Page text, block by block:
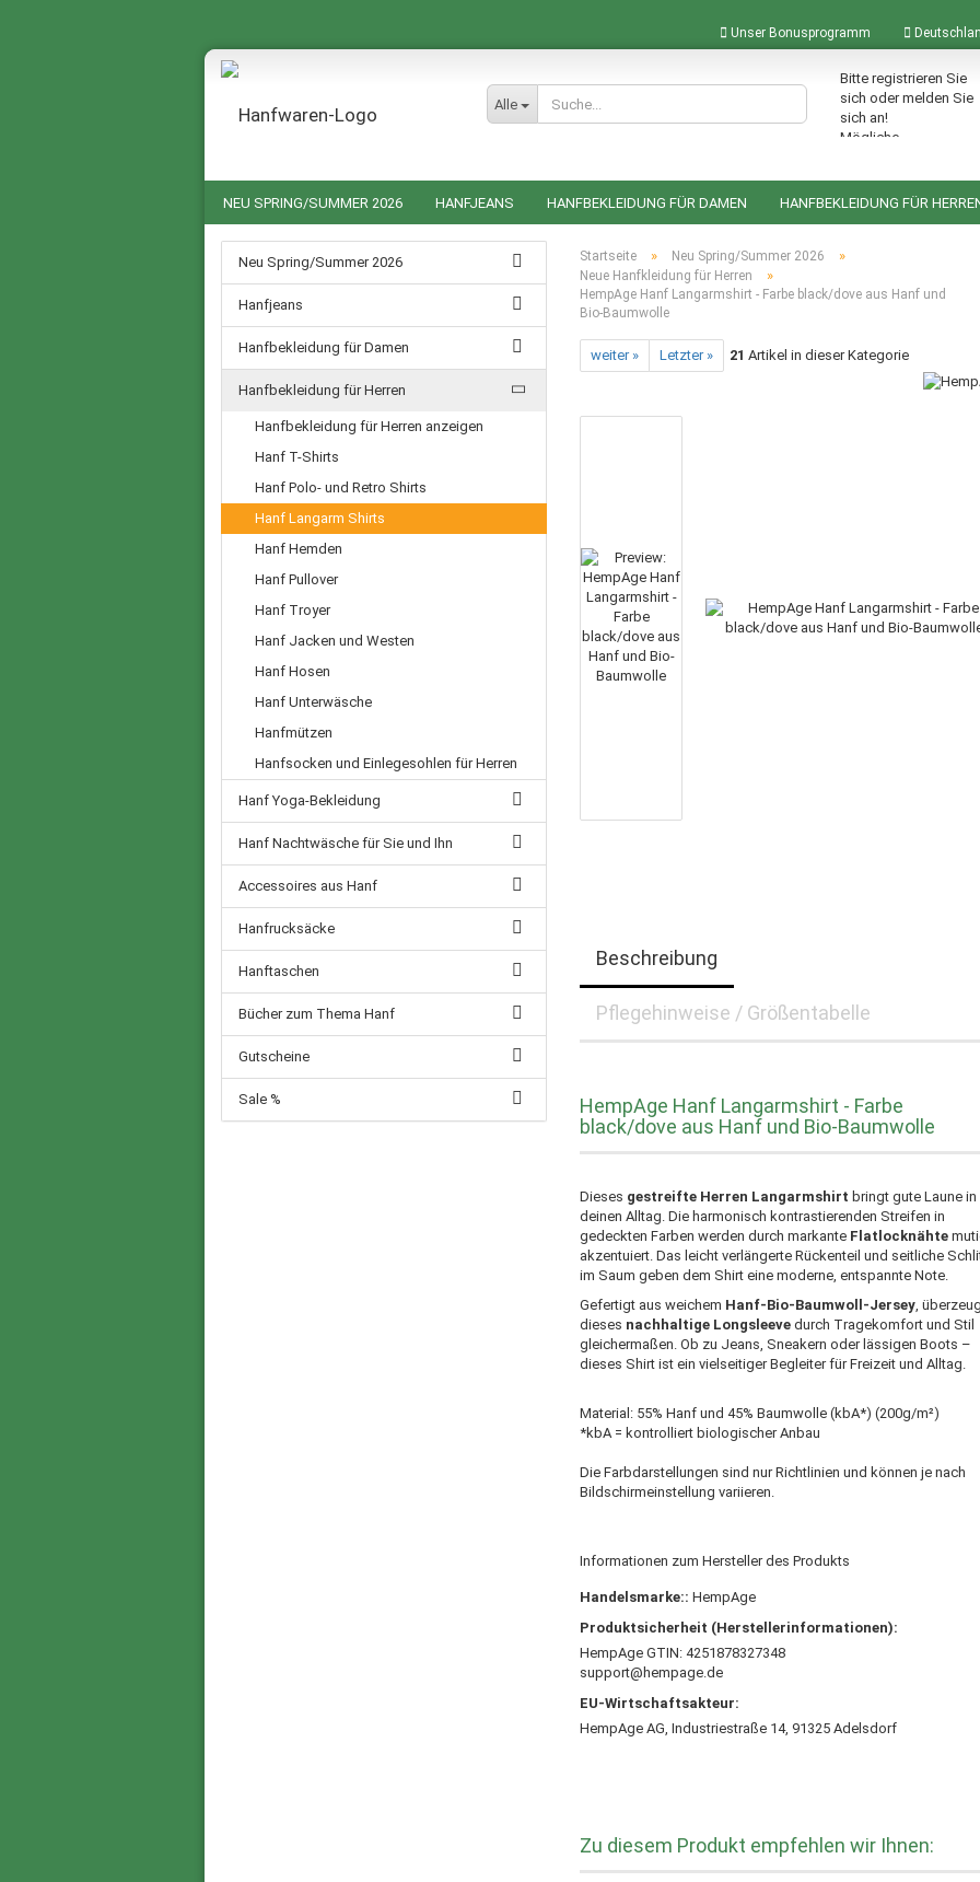
Unser Bonusprogramm
Lieferland
Passwort vergessen?
Alle
Bitte registrieren Sie
sich oder melden Sie
sich an!
Mögliche
Warenkorb: 0
NEU SPRING/SUMMER 2026 HANFJEANS HANFBEKLEIDUNG FÜR DAMEN HANFBEKLEIDUNG FÜR
HANF NACHTWÄSCHE FÜR SIE UND IHN ACCESSOIRES AUS HANF HANFRUCKSÄCKE
Startseite » Neu Spring/Summer 2026 »
Neue Hanfkleidung für Herren »
HempAge Hanf Langarmshirt - Farbe black/dove aus Hanf und
Bio-Baumwolle
weiter » Letzter » 21 Artikel in dieser Kategorie
Beschreibung
Pflegehinweise / Größentabelle
HempAge Hanf Langarmshirt - Farbe
black/dove aus Hanf und Bio-Baumwolle
Dieses gestreifte Herren Langarmshirt bringt gute Laune in
deinen Alltag. Die harmonisch kontrastierenden Streifen in
gedeckten Farben werden durch markante Flatlocknähte
akzentuiert. Das leicht verlängerte Rückenteil und seitliche
im Saum geben dem Shirt eine moderne, entspannte Note.
Gefertigt aus weichem Hanf-Bio-Baumwoll-Jersey,
dieses nachhaltige Longsleeve durch Tragekomfort und Stil
gleichermaßen. Ob zu Jeans, Sneakern oder lässigen Boots –
dieses Shirt ist ein vielseitiger Begleiter für Freizeit und Alltag.
Material: 55% Hanf und 45% Baumwolle (kbA*) (200g/m²)
*kbA = kontrolliert biologischer Anbau
Die Farbdarstellungen sind nur Richtlinien und können je nach
Bildschirmeinstellung variieren.
Informationen zum Hersteller des Produkts
Handelsmarke::HempAge
Produktsicherheit (Herstellerinformationen):
HempAge GTIN: 4251878327348
support@hempage.de
EU-Wirtschaftsakteur:
HempAge AG, Industriestraße 14, 91325 Adelsdorf
Zu diesem Produkt empfehlen wir Ihnen:
Neu Spring/Summer 2026
Hanfjeans
Hanfbekleidung für Damen
Hanfbekleidung für Herren
Hanfbekleidung für Herren anzeigen
Hanf T-Shirts
Hanf Polo- und Retro Shirts
Hanf Langarm Shirts
Hanf Hemden
Hanf Pullover
Hanf Troyer
Hanf Jacken und Westen
Hanf Hosen
Hanf Unterwäsche
Hanfmützen
Hanfsocken und Einlegesohlen für Herren
Hanf Yoga-Bekleidung
Hanf Nachtwäsche für Sie und Ihn
Accessoires aus Hanf
Hanfrucksäcke
Hanftaschen
Bücher zum Thema Hanf
Gutscheine
Sale %